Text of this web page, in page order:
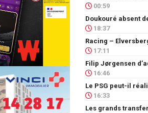
00:59
18:37
Racing –
17:11
16:46
16:33